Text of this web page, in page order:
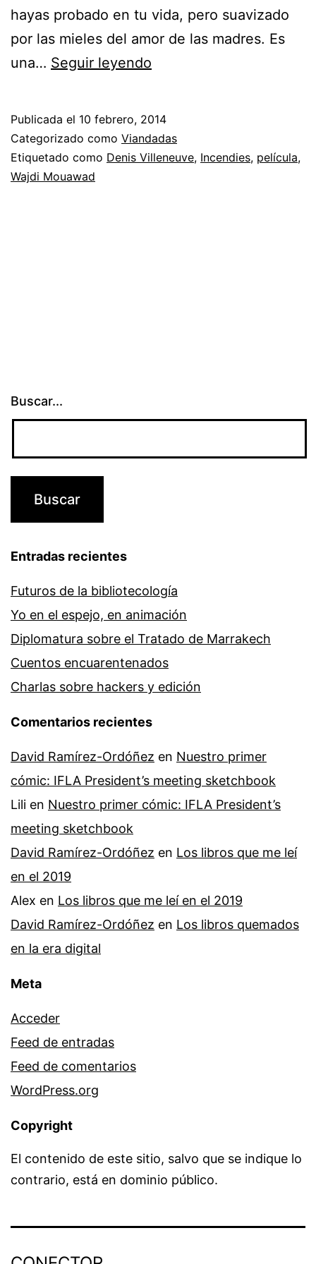
hayas probado en tu vida, pero suavizado
por las mieles del amor de las madres. Es
una… Seguir leyendo
amargos
y
Publicada el 10 febrero, 2014
Categorizado como Viandadas
Etiquetado como Denis Villeneuve, Incendies, película,
Wajdi Mouawad
Buscar...
Entradas recientes
Futuros de la bibliotecología
Yo en el espejo, en animación
Diplomatura sobre el Tratado de Marrakech
Cuentos encuarentenados
Charlas sobre hackers y edición
Comentarios recientes
David Ramírez-Ordóñez en Nuestro primer
cómic: IFLA President’s meeting sketchbook
Lili en Nuestro primer cómic: IFLA President’s
meeting sketchbook
David Ramírez-Ordóñez en Los libros que me leí
en el 2019
Alex en Los libros que me leí en el 2019
David Ramírez-Ordóñez en Los libros quemados
en la era digital
Meta
Acceder
Feed de entradas
Feed de comentarios
WordPress.org
Copyright
El contenido de este sitio, salvo que se indique lo
contrario, está en dominio público.